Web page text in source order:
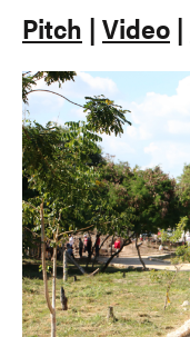
Pitch | Video |